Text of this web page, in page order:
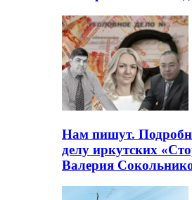
Нам пишут.
делу иркутских
Валерия